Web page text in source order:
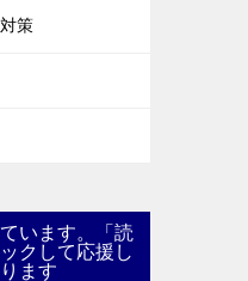
策
います。「読
クして応援し
ます